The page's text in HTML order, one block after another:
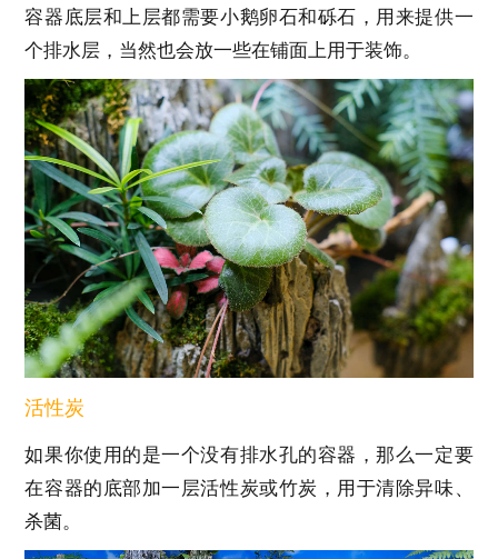
容器底层和上层都需要小鹅卵石和砾石，用来提供一
个排水层，当然也会放一些在铺面上用于装饰。
活性炭
如果你使用的是一个没有排水孔的容器，那么一定要
在容器的底部加一层活性炭或竹炭，用于清除异味、
杀菌。